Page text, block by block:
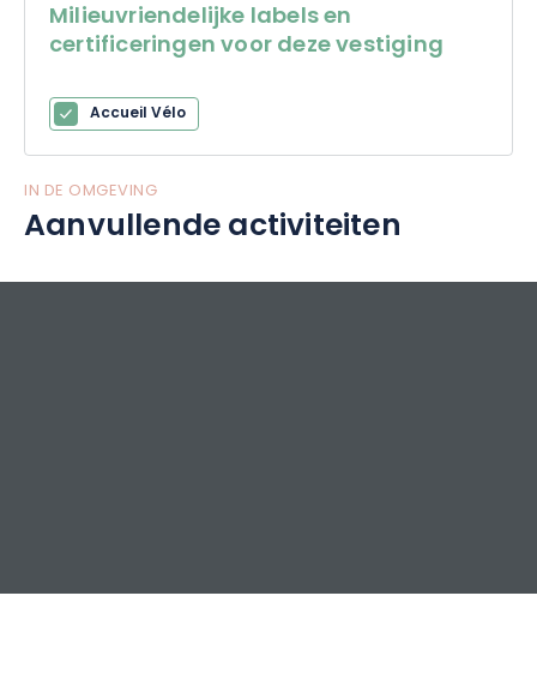
Milieuvriendelijke labels en
certificeringen voor deze vestiging
Accueil Vélo
IN DE OMGEVING
Aanvullende activiteiten